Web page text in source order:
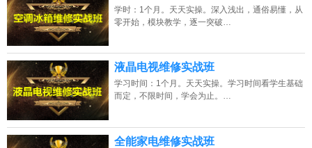
学时：1个月。天天实操。深入浅出，通俗易懂，从
零开始，模块教学，逐一突破…
液晶电视维修实战班
学习时间：1个月。天天实操。学习时间看学生基础
而定，不限时间，学会为止。…
全能家电维修实战班